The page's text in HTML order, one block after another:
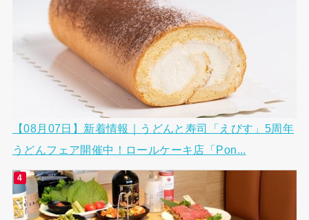
【08月07日】新着情報｜うどんと寿司「えびす」5周年
うどんフェア開催中！ロールケーキ店「Pon...